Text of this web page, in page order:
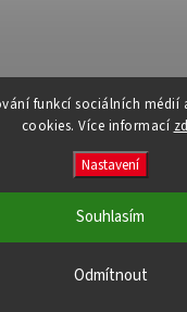
funkcí sociálních
cookies. Více informací
Nastavení
Odmítnout
Souhlasím